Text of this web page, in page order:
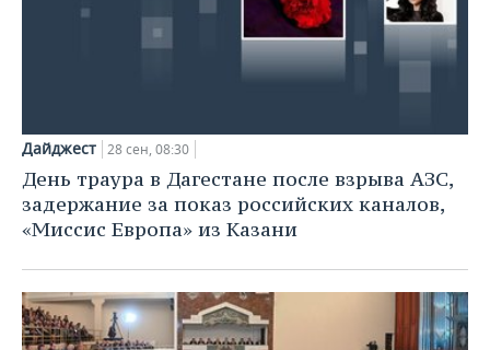
Дайджест 28 сен, 08:30
День траура в Дагестане после взрыва АЗС,
задержание за показ российских каналов,
«Миссис Европа» из Казани